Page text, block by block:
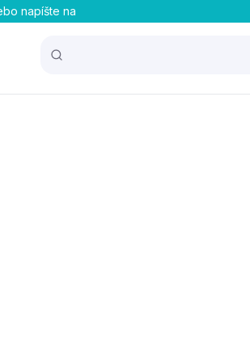
napíšte na